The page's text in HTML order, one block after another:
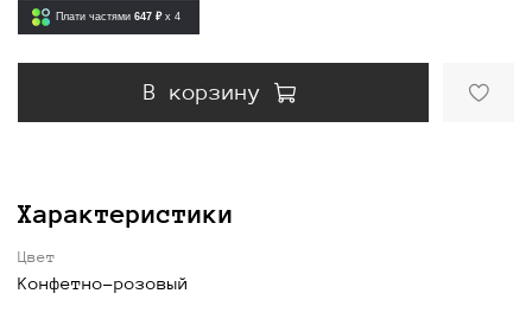
Плати частями 647 ₽ x 4
В корзину
Характеристики
Цвет
Конфетно-розовый